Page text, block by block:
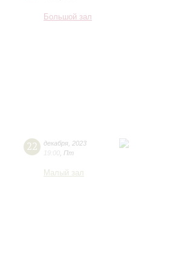
Большой зал
22 декабря 2023
19:00 Пт
Малый зал